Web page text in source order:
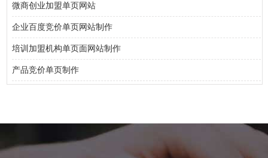
微商创业加盟单页网站
企业百度竞价单页网站制作
培训加盟机构单页面网站制作
产品竞价单页制作